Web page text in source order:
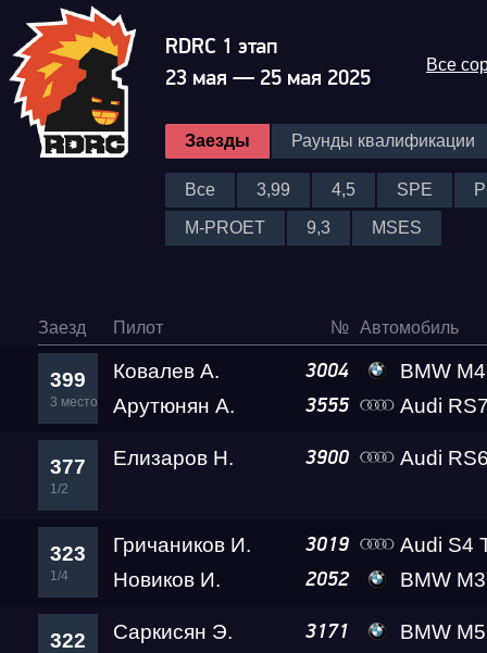
RDRC 1 этап
23 мая — 25 мая 2025
Все
Заезды Раунды квалификации
Все 3,99 4,5 SPE
M-PROET 9,3 MSES
Заезд Пилот № Автомобиль
399
3 место
Ковалев А. 3004
BMW M4
Арутюнян А.
3555 Audi
377
1/2
Елизаров Н. 3900 Audi
323
1/4
Гричаников И. 3019
Audi S4
Новиков И.
2052 BMW M3
322 Саркисян Э. 3171
BMW M5